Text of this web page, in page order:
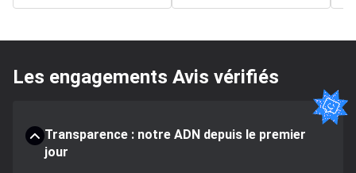
Les engagements Avis vérifiés
Transparence : notre ADN depuis le premier
jour